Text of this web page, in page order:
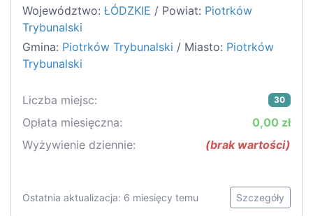
Województwo: ŁÓDZKIE / Powiat: Piotrków
Trybunalski
Gmina: Piotrków Trybunalski / Miasto: Piotrków
Trybunalski
Liczba miejsc: 30
Opłata miesięczna:
0,00 zł
Wyżywienie dziennie:
(brak wartości)
Ostatnia aktualizacja: 6 miesięcy temu Szczegóły